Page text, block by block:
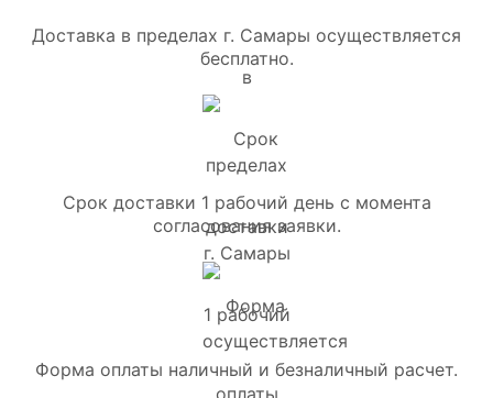
Доставка в пределах г. Самары осуществляется
бесплатно.
Срок доставки 1 рабочий день с момента
согласования заявки.
Форма оплаты наличный и безналичный расчет.